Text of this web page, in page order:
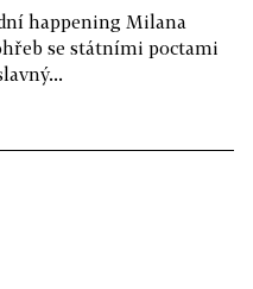
happening Milana
se státními poctami